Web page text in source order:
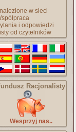
w sieci
i odpowiedzi
od czytelników
Racjonalisty
Wesprzyj nas..